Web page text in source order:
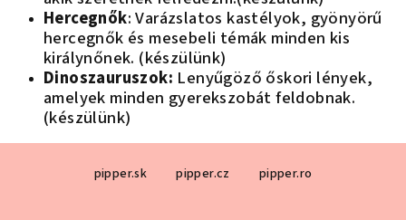
Hercegnők: Varázslatos kastélyok, gyönyörű
hercegnők és mesebeli témák minden kis
királynőnek. (készülünk)
Dinoszauruszok: Lenyűgöző őskori lények,
amelyek minden gyerekszobát feldobnak.
(készülünk)
pipper.sk pipper.cz pipper.ro